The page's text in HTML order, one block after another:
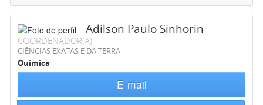
Adilson Paulo Sinhorin
COORDENADOR(A)
CIÊNCIAS EXATAS E DA TERRA
Química
E-mail